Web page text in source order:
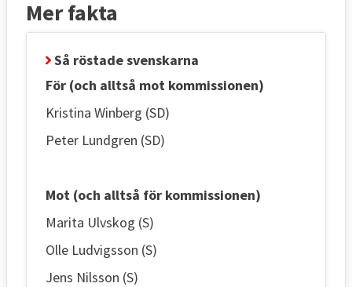
Mer fakta
Så röstade svenskarna
För (och alltså mot kommissionen)
Kristina Winberg (SD)
Peter Lundgren (SD)
Mot (och alltså för kommissionen)
Marita Ulvskog (S)
Olle Ludvigsson (S)
Jens Nilsson (S)